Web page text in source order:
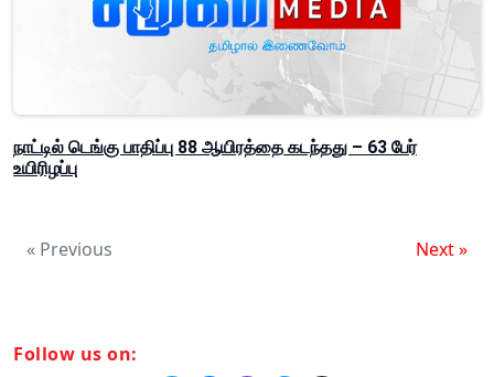
நாட்டில் டெங்கு பாதிப்பு 88 ஆயிரத்தை கடந்தது – 63 பேர்
உயிரிழப்பு
« Previous Next »
Follow us on: